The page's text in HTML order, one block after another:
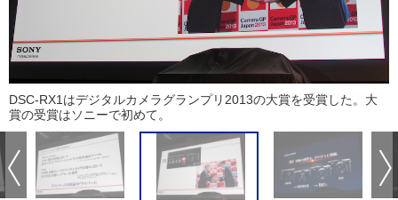
DSC-RX1はデジタルカメラグランプリ2013の大賞を受賞した。大
賞の受賞はソニーで初めて。